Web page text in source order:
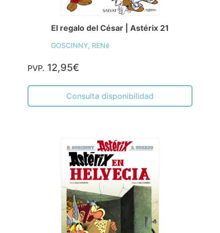
El regalo del César | Astérix 21
GOSCINNY, RENé
PVP. 12,95€
Consulta disponibilidad